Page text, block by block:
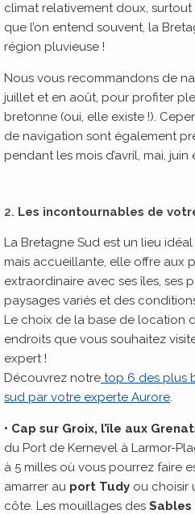
climat relativement doux,
que l’on entend souvent, la
région pluvieuse !
Nous vous recommandons de
juillet et en août, pour profiter
bretonne (oui, elle existe !).
de navigation sont également
pendant les mois d’avril, mai,
2. Les incontournables de
La Bretagne Sud est un lieu
mais accueillante, elle offre aux
extraordinaire avec ses îles, ses
paysages variés et des
Le choix de la base de location
endroits que vous souhaitez
expert !
Découvrez notre top 6 des plus
sud par votre experte Aurore.
• Cap sur Groix, l’île aux
du Port de Kernevel à Larmor-
à 5 milles où vous pourrez faire
amarrer au port Tudy ou choisir
côte. Les mouillages des Sables